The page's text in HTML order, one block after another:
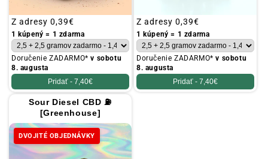
Obvyklá
cena
Z adresy 0,39€
1 kúpený = 1 zdarma
Doručenie ZADARMO*v sobotu
8. augusta
Pridať - 7,40€
Obvyklá
cena
Z adresy 0,39€
1 kúpený = 1 zdarma
Doručenie ZADARMO*v sobotu
8. augusta
Pridať - 7,40€
Sour Diesel CBD ⛽
[Greenhouse]
DVOJITÉ OBJEDNÁVKY